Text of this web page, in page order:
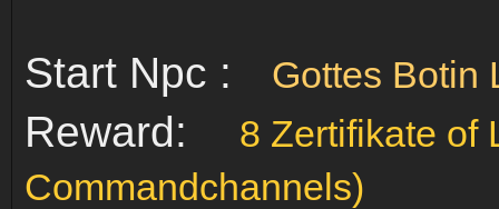
Start Npc : Gottes Botin
Reward:
8 Zertifikate of
Commandchannels)